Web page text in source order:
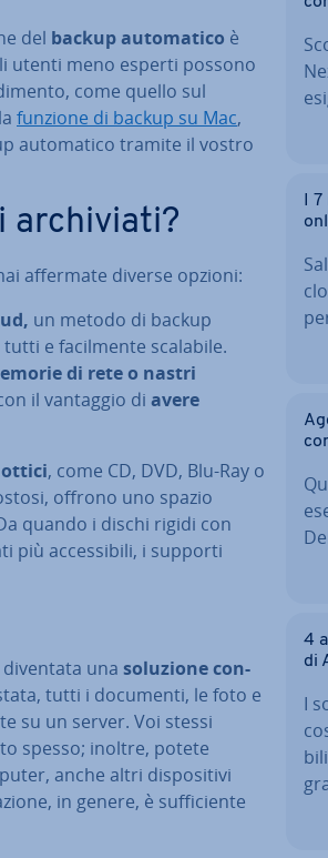
del backup au­to­ma­ti­co è
utenti meno esperti possono
come quello sul
funzione di backup su Mac,
au­to­ma­ti­co tramite il vostro
ar­chi­via­ti?
affermate diverse opzioni:
un metodo di backup
e fa­cil­men­te scalabile.
di rete o nastri
il vantaggio di avere
, come CD, DVD, Blu-Ray o
offrono uno spazio
quando i dischi rigidi con
più ac­ces­si­bi­li, i supporti
una soluzione con­
tutti i documenti, le foto e
su un server. Voi stessi
spesso; inoltre, potete
anche altri di­spo­si­ti­vi
in genere, è suf­fi­cien­te
I
4
di
I